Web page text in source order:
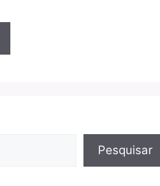
Pesquisar